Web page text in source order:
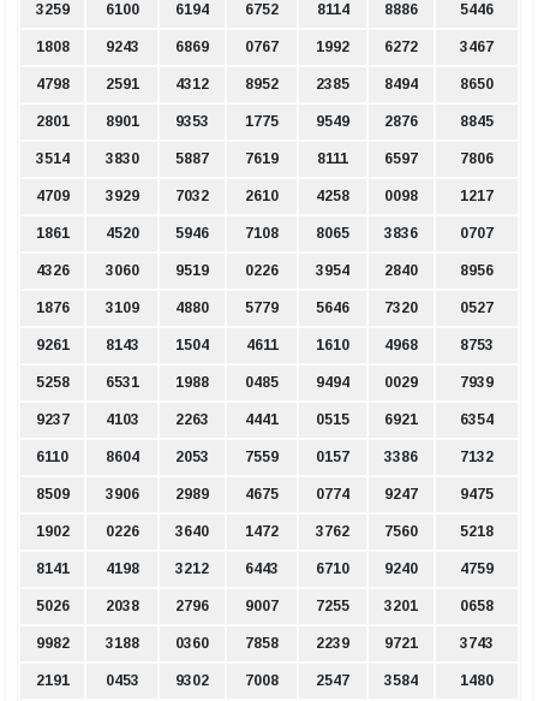
3259 6100 6194 6752 8114 8886 5446
1808 9243 6869 0767 1992 6272 3467
4798 2591 4312 8952 2385 8494 8650
2801 8901 9353 1775 9549 2876 8845
3514 3830 5887 7619 8111 6597 7806
4709 3929 7032 2610 4258 0098 1217
1861 4520 5946 7108 8065 3836 0707
4326 3060 9519 0226 3954 2840 8956
1876 3109 4880 5779 5646 7320 0527
9261 8143 1504 4611 1610 4968 8753
5258 6531 1988 0485 9494 0029 7939
9237 4103 2263 4441 0515 6921 6354
6110 8604 2053 7559 0157 3386 7132
8509 3906 2989 4675 0774 9247 9475
1902 0226 3640 1472 3762 7560 5218
8141 4198 3212 6443 6710 9240 4759
5026 2038 2796 9007 7255 3201 0658
9982 3188 0360 7858 2239 9721 3743
2191 0453 9302 7008 2547 3584 1480